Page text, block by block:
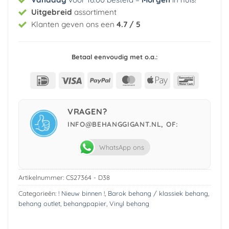
Uitgebreid assortiment
Klanten geven ons een 4.7 / 5
Betaal eenvoudig met o.a.:
IDeal Visa PayPal MasterCard
Apple
VRAGEN?
INFO@BEHANGGIGANT.NL, OF:
WhatsApp ons
Artikelnummer: CS27364 - D38
Categorieën: ! Nieuw binnen !, Barok behang / klassiek behang
behang outlet, behangpapier, Vinyl behang